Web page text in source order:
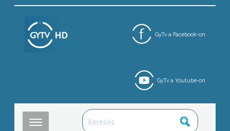
GyTv a Facebook-on
GyTv a Youtube-on